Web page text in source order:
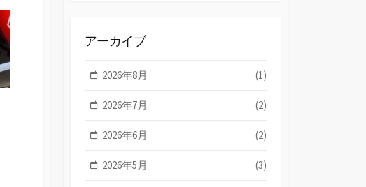
アーカイブ
2026年8月 (1)
2026年7月 (2)
2026年6月 (2)
2026年5月 (3)